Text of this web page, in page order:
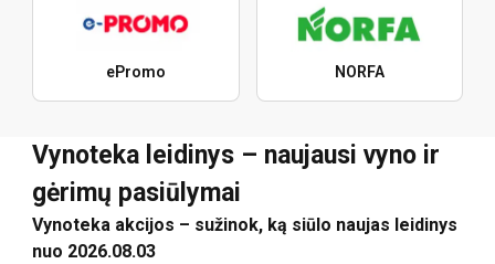
ePromo NORFA
Vynoteka leidinys – naujausi vyno ir
gėrimų pasiūlymai
Vynoteka akcijos – sužinok, ką siūlo naujas leidinys
nuo 2026.08.03